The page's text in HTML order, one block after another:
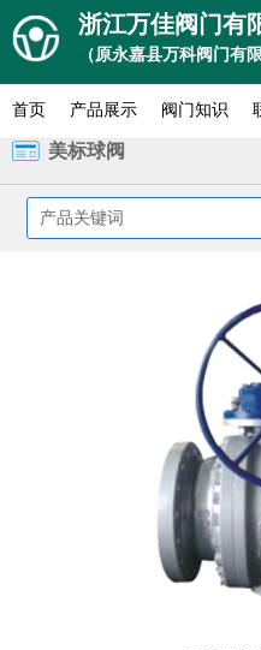
浙江万佳阀门有
（原永嘉县万科阀门有
首页 产品展示 阀门知识
美标球阀